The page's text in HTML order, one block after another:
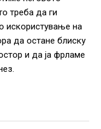
треба да ги
искористување на
да остане блиску
и да ја фрламе